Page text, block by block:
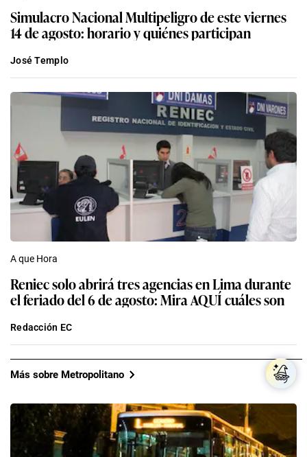
Simulacro Nacional Multipeligro de este viernes
14 de agosto: horario y quiénes participan
José Templo
A que Hora
Reniec solo abrirá tres agencias en Lima durante
el feriado del 6 de agosto: Mira AQUÍ cuáles son
Redacción EC
Más sobre Metropolitano